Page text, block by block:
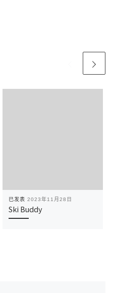
已发表 2023年11月28日
Ski Buddy